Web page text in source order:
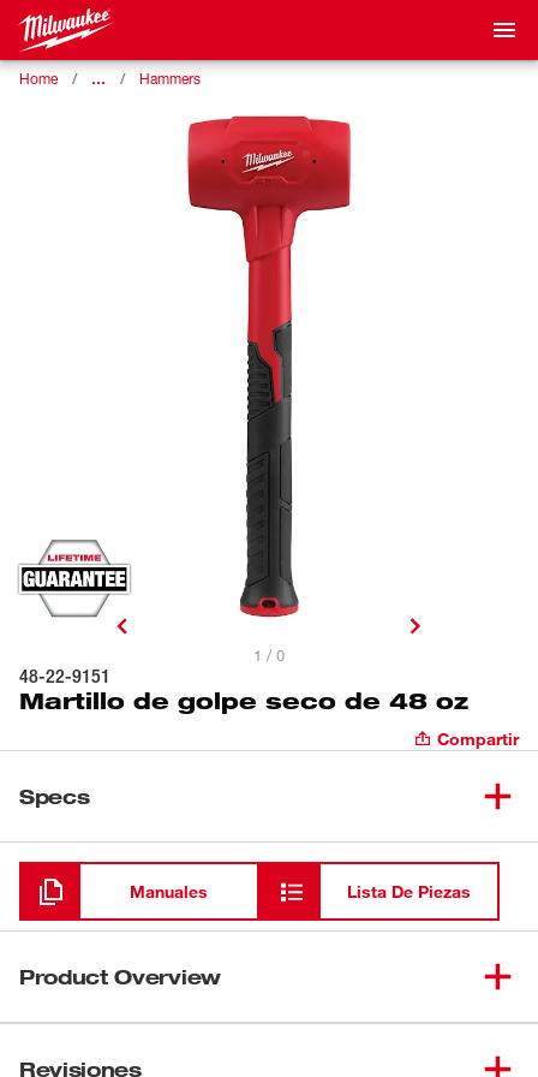
Home … Hammers
1 / 0
48-22-9151
Martillo de golpe seco de 48 oz
Compartir
Specs
Cargando
Manuales Lista De Piezas
Product Overview
proporciona el máximo impacto y tiene el mango más
Revisiones